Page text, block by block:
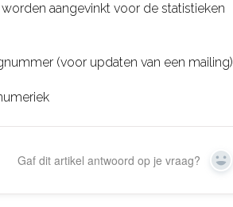
worden aangevinkt voor de statistieken
(voor updaten van een mailing)
Gaf dit artikel antwoord op je vraag? Yes